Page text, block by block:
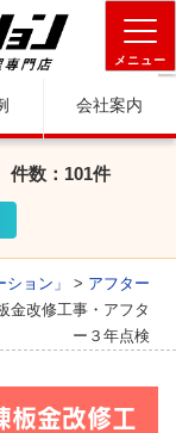
メニュー
会社案内
件数：101件
ョン」 > アフター
金改修工事・アフタ
ー３年点検
板金改修工